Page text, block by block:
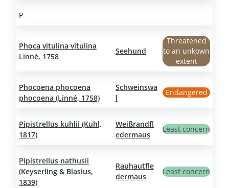
P
Phoca vitulina vitulina
Linné, 1758
Seehund
Threatened
to an unkown
extent
Phocoena phocoena
phocoena (Linné, 1758)
Schweinswa
l
Endangered
Pipistrellus kuhlii (Kuhl,
1817)
Weißrandfl
edermaus
Least concern
Pipistrellus nathusii
(Keyserling & Blasius,
1839)
Rauhautfle
dermaus
Least concern